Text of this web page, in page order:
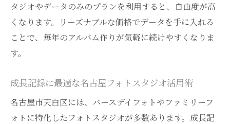
タジオやデータのみのプランを利用すると、自由度が高
くなります。リーズナブルな価格でデータを手に入れる
ことで、毎年のアルバム作りが気軽に続けやすくなりま
す。
成長記録に最適な名古屋フォトスタジオ活用術
名古屋市天白区には、バースデイフォトやファミリーフ
ォトに特化したフォトスタジオが多数あります。成長記